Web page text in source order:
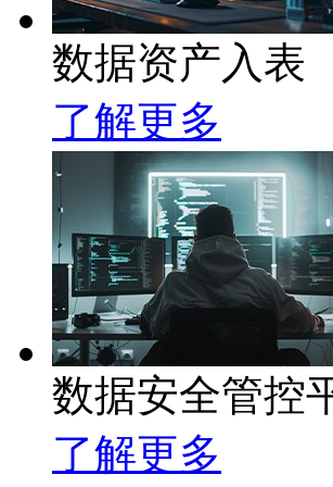
数据资产入表
了解更多
数据安全管控
了解更多